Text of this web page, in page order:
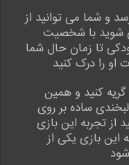
و شما می توانید از
شوید با شخصیت
تا زمان حال شما
او را درک کنید
کنید و همین
ساده بر روی
از تجربه این بازی
بازی یکی از